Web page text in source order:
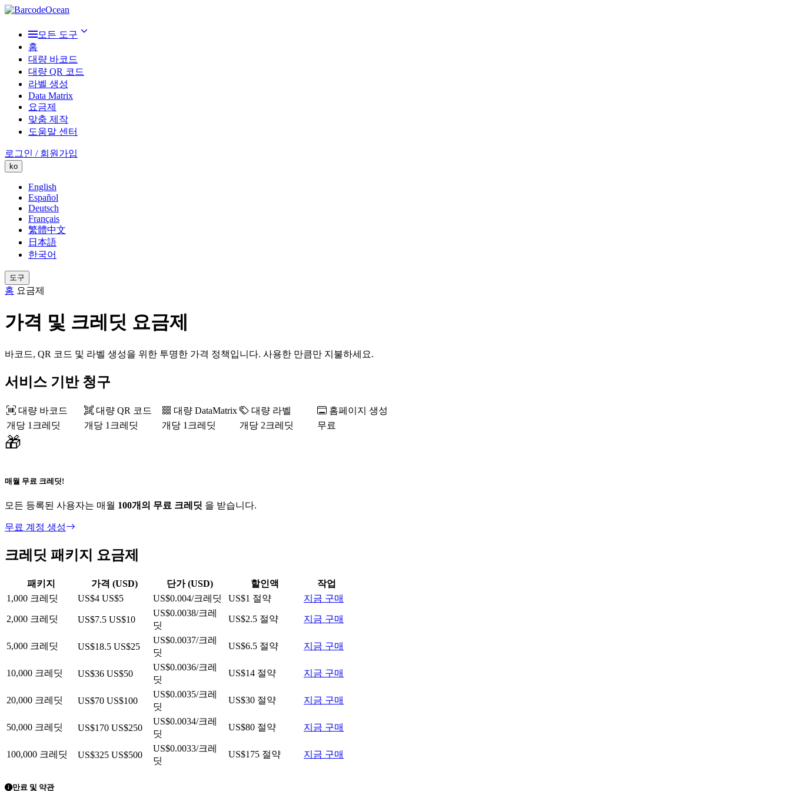
모든 도구
홈
대량 바코드
대량 QR 코드
라벨 생성
Data Matrix
요금제
맞춤 제작
도움말 센터
로그인 / 회원가입
ko
English
Español
Deutsch
Français
繁體中文
日本語
한국어
도구
홈 요금제
가격 및 크레딧 요금제
바코드, QR 코드 및 라벨 생성을 위한 투명한 가격 정책입니다. 사용한 만큼만 지불하세요.
서비스 기반 청구
대량 바코드 대량 QR 코드 대량 DataMatrix 대량 라벨
홈페이지 생성
개당 1크레딧
개당 1크레딧 개당 1크레딧 개당 2크레딧 무료
🎁
매월 무료 크레딧!
모든 등록된 사용자는 매월 100개의 무료 크레딧 을 받습니다.
무료 계정 생성
크레딧 패키지 요금제
패키지 가격 (USD) 단가 (USD) 할인액
작업
1,000 크레딧
US$4 US$5 US$0.004/크레딧 US$1 절약 지금 구매
2,000 크레딧 US$7.5 US$10
US$0.0038/크레
딧
US$2.5 절약 지금 구매
5,000 크레딧 US$18.5 US$25
US$0.0037/크레
딧
US$6.5 절약 지금 구매
10,000 크레딧 US$36 US$50
US$0.0036/크레
딧
US$14 절약 지금 구매
20,000 크레딧 US$70 US$100
US$0.0035/크레
딧
US$30 절약 지금 구매
50,000 크레딧 US$170 US$250
US$0.0034/크레
딧
US$80 절약 지금 구매
100,000 크레딧 US$325 US$500
US$0.0033/크레
딧
US$175 절약 지금 구매
만료 및 약관